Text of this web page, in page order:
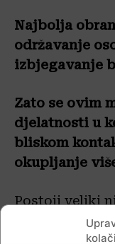
Najbolja
održavanje
izbjegavanje
Zato se ovim
djelatnosti u
bliskom
okupljanje
Postoji veliki
nisu
opskrba.